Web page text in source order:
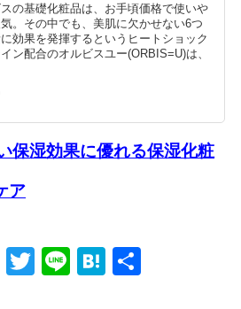
の基礎化粧品は、お手頃価格で使いや
。その中でも、美肌に欠かせない6つ
効果を発揮するというヒートショック
ン配合のオルビスユー(ORBIS=U)は、
保湿効果に優れる保湿化粧
ア
Facebook
Twitter
LineHatena